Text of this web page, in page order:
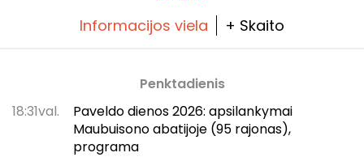
Informacijos viela + Skaito
Penktadienis
18:31val.
Paveldo dienos 2026: apsilankymai
Maubuisono abatijoje (95 rajonas),
programa